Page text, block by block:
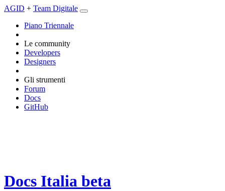
AGID + Team Digitale
Piano Triennale
Le community
Developers
Designers
Gli strumenti
Forum
Docs
GitHub
Docs Italia beta